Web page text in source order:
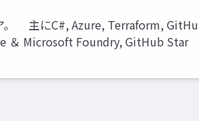
。 主にC#, Azure, Terraform,
＆ Microsoft Foundry, GitHub Star